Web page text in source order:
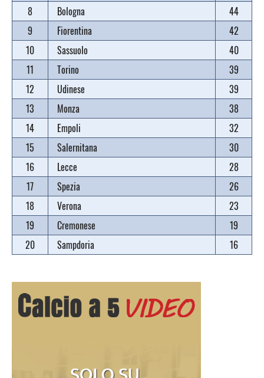
8
Bologna
44
9
Fiorentina
42
10
Sassuolo
40
11
Torino
39
12
Udinese
39
13
Monza
38
14
Empoli
32
15
Salernitana
30
16
Lecce
28
17
Spezia
26
18
Verona
23
19
Cremonese
19
20
Sampdoria 16